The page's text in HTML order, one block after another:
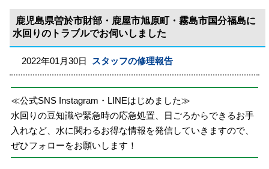
鹿児島県曽於市財部・鹿屋市旭原町・霧島市国分福島に
水回りのトラブルでお伺いしました
2022年01月30日 スタッフの修理報告
≪公式SNS Instagram・LINEはじめました≫
水回りの豆知識や緊急時の応急処置、日ごろからできるお手
入れなど、水に関わるお得な情報を発信していきますので、
ぜひフォローをお願いします！